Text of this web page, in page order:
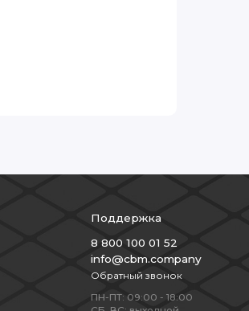
Поддержка
8 800 100 01 52
info@cbm.company
Обратный звонок
ПН-ПТ: 09:00 - 18:00